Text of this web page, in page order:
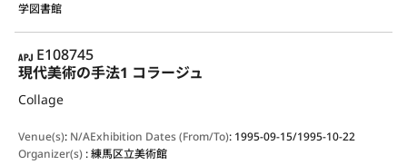
学図書館
APJ
E108745
現代美術の手法1 コラージュ
Collage
Venue(s): N/AExhibition Dates (From/To): 1995-09-15/1995-10-22
Organizer(s):練馬区立美術館